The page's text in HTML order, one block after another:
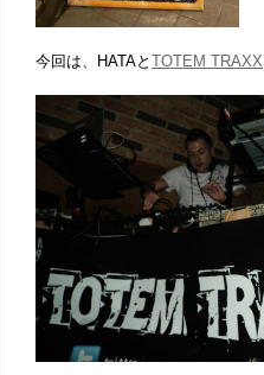
今回は、HATAと TOTEM TRAXX